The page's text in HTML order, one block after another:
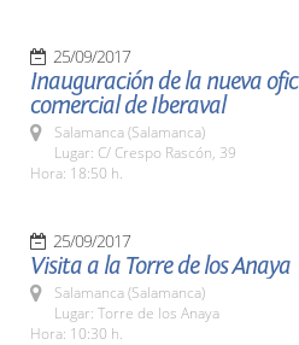
25/09/2017
Inauguración de la nueva
comercial de Iberaval
Salamanca (Salamanca)
Lugar: C/ Crespo Rascón, 39
Hora: 18:50 h.
25/09/2017
Visita a la Torre de los Anaya
Salamanca (Salamanca)
Lugar: Torre de los Anaya
Hora: 10:30 h.